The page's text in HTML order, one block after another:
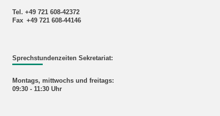
Tel. +49 721 608-42372
Fax +49 721 608-44146
Sprechstundenzeiten Sekretariat:
Montags, mittwochs und freitags:
09:30 - 11:30 Uhr